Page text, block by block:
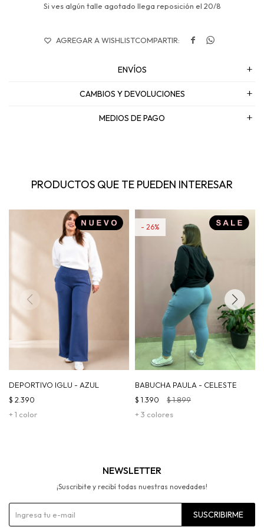
Si ves algún talle agotado llega reposición el 20/8
 
ENVÍOS
CAMBIOS Y DEVOLUCIONES
MEDIOS DE PAGO
PRODUCTOS QUE TE PUEDEN INTERESAR
DEPORTIVO IGLU - AZUL
+ 1 color
$ 2.390
BABUCHA PAULA - CELESTE
+ 3 colores
$ 1.390 $1.899
26
NEWSLETTER
¡Suscribite y recibí todas nuestras novedades!
SUSCRIBIRME